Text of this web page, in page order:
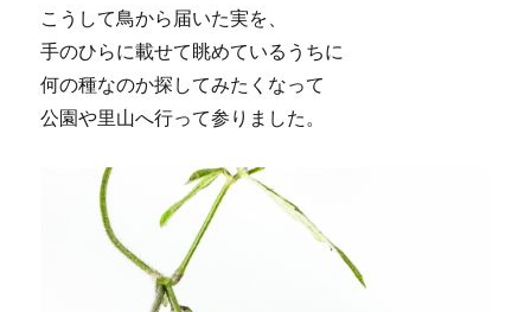
こうして鳥から届いた実を、
手のひらに載せて眺めているうちに
何の種なのか探してみたくなって
公園や里山へ行って参りました。